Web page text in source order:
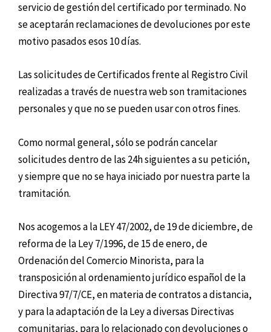
servicio de gestión del certificado por terminado. No
se aceptarán reclamaciones de devoluciones por este
motivo pasados esos 10 días.
Las solicitudes de Certificados frente al Registro Civil
realizadas a través de nuestra web son tramitaciones
personales y que no se pueden usar con otros fines.
Como normal general, sólo se podrán cancelar
solicitudes dentro de las 24h siguientes a su petición,
y siempre que no se haya iniciado por nuestra parte la
tramitación.
Nos acogemos a la LEY 47/2002, de 19 de diciembre, de
reforma de la Ley 7/1996, de 15 de enero, de
Ordenación del Comercio Minorista, para la
transposición al ordenamiento jurídico español de la
Directiva 97/7/CE, en materia de contratos a distancia,
y para la adaptación de la Ley a diversas Directivas
comunitarias, para lo relacionado con devoluciones o